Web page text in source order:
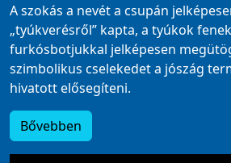
A szokás a nevét a csupán
„tyúkverésről” kapta, a tyúkok
furkósbotjukkal jelképesen
szimbolikus cselekedet a jószág
hivatott elősegíteni.
Bővebben